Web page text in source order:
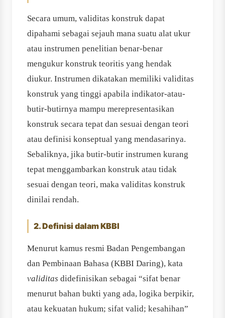
Secara umum, validitas konstruk dapat
dipahami sebagai sejauh mana suatu alat ukur
atau instrumen penelitian benar-benar
mengukur konstruk teoritis yang hendak
diukur. Instrumen dikatakan memiliki validitas
konstruk yang tinggi apabila indikator-atau-
butir-butirnya mampu merepresentasikan
konstruk secara tepat dan sesuai dengan teori
atau definisi konseptual yang mendasarinya.
Sebaliknya, jika butir-butir instrumen kurang
tepat menggambarkan konstruk atau tidak
sesuai dengan teori, maka validitas konstruk
dinilai rendah.
2. Definisi dalam KBBI
Menurut kamus resmi Badan Pengembangan
dan Pembinaan Bahasa (KBBI Daring), kata
validitas didefinisikan sebagai “sifat benar
menurut bahan bukti yang ada, logika berpikir,
atau kekuatan hukum; sifat valid; kesahihan”